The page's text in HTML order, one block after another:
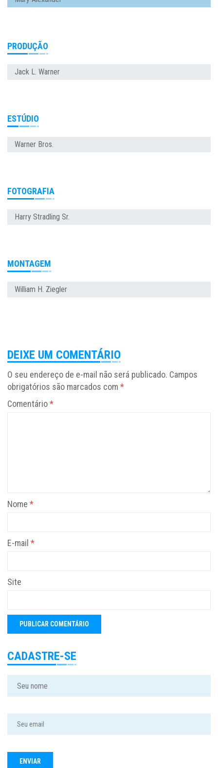
PRODUÇÃO
Jack L. Warner
ESTÚDIO
Warner Bros.
FOTOGRAFIA
Harry Stradling Sr.
MONTAGEM
William H. Ziegler
DEIXE UM COMENTÁRIO
O seu endereço de e-mail não será publicado. Campos
obrigatórios são marcados com *
Comentário*
Nome *
E-mail *
Site
CADASTRE-SE